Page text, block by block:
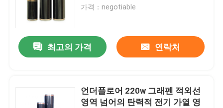
가격：negotiable
최고의 가격 연락처
언더플로어 220w 그래펜 적외선
영역 넘어의 탄력적 전기 가열 영